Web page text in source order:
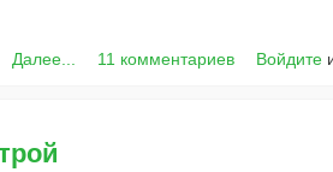
Далее... 11 комментариев Войдите